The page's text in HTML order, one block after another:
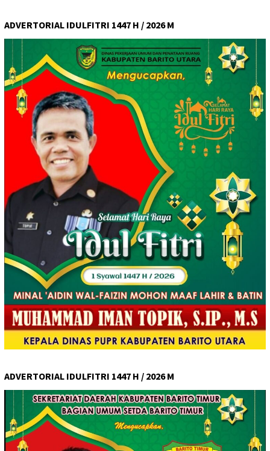
ADVERTORIAL IDULFITRI 1447 H / 2026 M
ADVERTORIAL IDULFITRI 1447 H / 2026 M